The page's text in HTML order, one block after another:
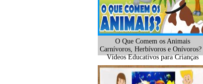
O Que Comem os Animais
Carnívoros, Herbívoros e Onívoros? |
Vídeos Educativos para Crianças